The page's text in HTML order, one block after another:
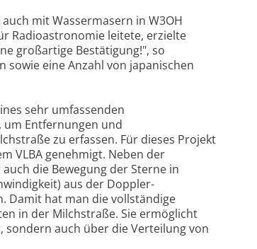
mit Wassermasern in W3OH
Radioastronomie leitete, erzielte
großartige Bestätigung!", so
sowie eine Anzahl von japanischen
sehr umfassenden
um Entfernungen und
zu erfassen. Für dieses Projekt
VLBA genehmigt. Neben der
die Bewegung der Sterne in
aus der Doppler-
Damit hat man die vollständige
in der Milchstraße. Sie ermöglicht
auch über die Verteilung von